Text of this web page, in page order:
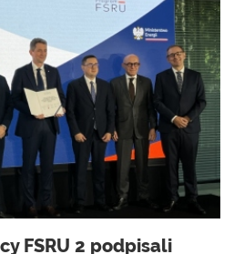
FSRU 2 podpisali